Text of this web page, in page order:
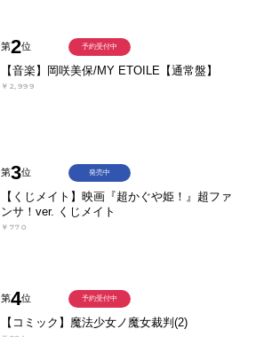
第2位
【音楽】岡咲美保/MY ETOILE【通常盤】
￥2,999
予約受付中
第3位
【くじメイト】映画『超かぐや姫！』超ファ
ンサ！ver. くじメイト
￥770
発売中
第4位
【コミック】魔法少女ノ魔女裁判(2)
予約受付中